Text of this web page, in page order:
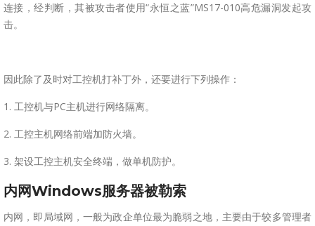
连接，经判断，其被攻击者使用“永恒之蓝”MS17-010高危漏洞发起攻
击。
因此除了及时对工控机打补丁外，还要进行下列操作：
1. 工控机与PC主机进行网络隔离。
2. 工控主机网络前端加防火墙。
3. 架设工控主机安全终端，做单机防护。
内网Windows服务器被勒索
内网，即局域网，一般为政企单位最为脆弱之地，主要由于较多管理者